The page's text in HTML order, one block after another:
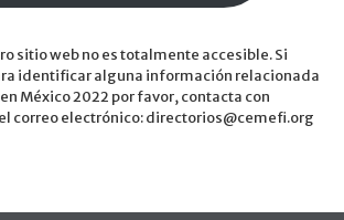
sitio web no es totalmente accesible. Si
identificar alguna información relacionada
México 2022 por favor, contacta con
correo electrónico: directorios@cemefi.org